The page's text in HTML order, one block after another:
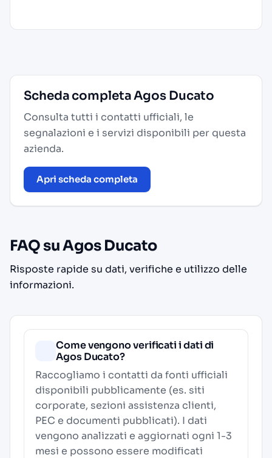
Scheda completa Agos Ducato
Consulta tutti i contatti ufficiali, le
segnalazioni e i servizi disponibili per questa
azienda.
Apri scheda completa
FAQ su Agos Ducato
Risposte rapide su dati, verifiche e utilizzo delle
informazioni.
Come vengono verificati i dati di
Agos Ducato?
Raccogliamo i contatti da fonti ufficiali
disponibili pubblicamente (es. siti
corporate, sezioni assistenza clienti,
PEC e documenti pubblicati). I dati
vengono analizzati e aggiornati ogni 1-3
mesi e possono essere modificati